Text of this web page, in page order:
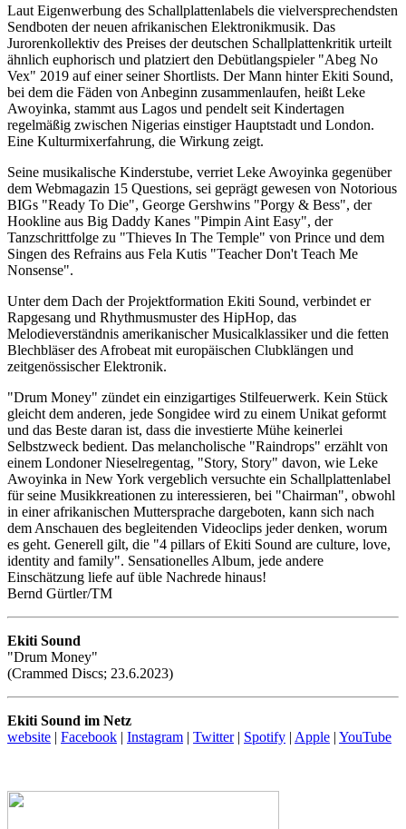
Laut Eigenwerbung des Schallplattenlabels die vielversprechendsten
Sendboten der neuen afrikanischen Elektronikmusik. Das
Jurorenkollektiv des Preises der deutschen Schallplattenkritik urteilt
ähnlich euphorisch und platziert den Debütlangspieler "Abeg No
Vex" 2019 auf einer seiner Shortlists. Der Mann hinter Ekiti Sound,
bei dem die Fäden von Anbeginn zusammenlaufen, heißt Leke
Awoyinka, stammt aus Lagos und pendelt seit Kindertagen
regelmäßig zwischen Nigerias einstiger Hauptstadt und London.
Eine Kulturmixerfahrung, die Wirkung zeigt.
Seine musikalische Kinderstube, verriet Leke Awoyinka gegenüber
dem Webmagazin 15 Questions, sei geprägt gewesen von Notorious
BIGs "Ready To Die", George Gershwins "Porgy & Bess", der
Hookline aus Big Daddy Kanes "Pimpin Aint Easy", der
Tanzschrittfolge zu "Thieves In The Temple" von Prince und dem
Singen des Refrains aus Fela Kutis "Teacher Don't Teach Me
Nonsense".
Unter dem Dach der Projektformation Ekiti Sound, verbindet er
Rapgesang und Rhythmusmuster des HipHop, das
Melodieverständnis amerikanischer Musicalklassiker und die fetten
Blechbläser des Afrobeat mit europäischen Clubklängen und
zeitgenössischer Elektronik.
"Drum Money" zündet ein einzigartiges Stilfeuerwerk. Kein Stück
gleicht dem anderen, jede Songidee wird zu einem Unikat geformt
und das Beste daran ist, dass die investierte Mühe keinerlei
Selbstzweck bedient. Das melancholische "Raindrops" erzählt von
einem Londoner Nieselregentag, "Story, Story" davon, wie Leke
Awoyinka in New York vergeblich versuchte ein Schallplattenlabel
für seine Musikkreationen zu interessieren, bei "Chairman", obwohl
in einer afrikanischen Muttersprache dargeboten, kann sich nach
dem Anschauen des begleitenden Videoclips jeder denken, worum
es geht. Generell gilt, die "4 pillars of Ekiti Sound are culture, love,
identity and family". Sensationelles Album, jede andere
Einschätzung liefe auf üble Nachrede hinaus!
Bernd Gürtler/TM
Ekiti Sound
"Drum Money"
(Crammed Discs; 23.6.2023)
Ekiti Sound im Netz
website | Facebook | Instagram | Twitter| Spotify | Apple | YouTube